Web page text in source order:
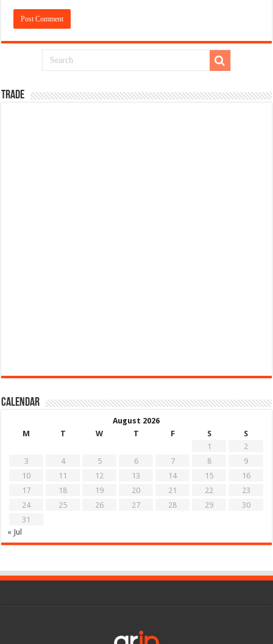
TRADE
Calendar
August 2026
M
T W T F S
S
1
2
3
4 5 6 7 8
9
10
11 12 13 14 15
16
17
18 19 20 21 22
23
24
25 26 27 28 29
30
31
« Jul